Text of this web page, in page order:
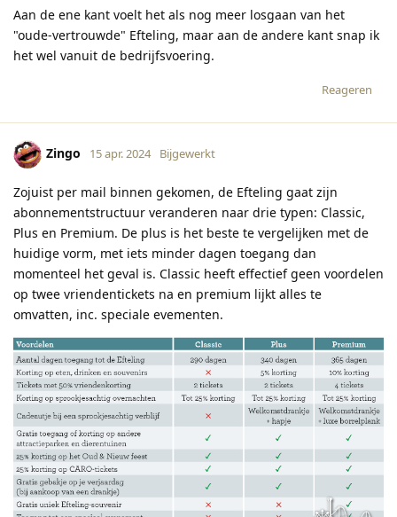
Aan de ene kant voelt het als nog meer losgaan van het
"oude-vertrouwde" Efteling, maar aan de andere kant snap ik
het wel vanuit de bedrijfsvoering.
Reageren
Zingo 15 apr. 2024 Bijgewerkt
Zojuist per mail binnen gekomen, de Efteling gaat zijn
abonnementstructuur veranderen naar drie typen: Classic,
Plus en Premium. De plus is het beste te vergelijken met de
huidige vorm, met iets minder dagen toegang dan
momenteel het geval is. Classic heeft effectief geen voordelen
op twee vriendentickets na en premium lijkt alles te
omvatten, inc. speciale evementen.